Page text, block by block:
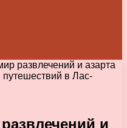
развлечений и азарта
в Лас-
и